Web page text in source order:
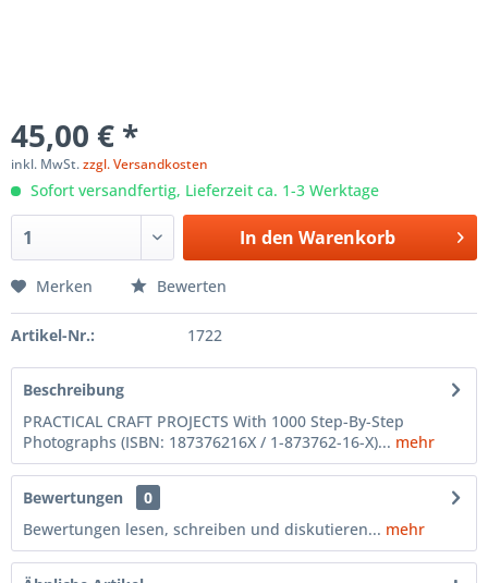
45,00 € *
inkl. MwSt.zzgl. Versandkosten
Sofort versandfertig, Lieferzeit ca. 1-3 Werktage
In den Warenkorb
Merken Bewerten
Artikel-Nr.: 1722
Beschreibung
PRACTICAL CRAFT PROJECTS With 1000 Step-By-Step
Photographs (ISBN: 187376216X / 1-873762-16-X)... mehr
Bewertungen
0
Bewertungen lesen, schreiben und diskutieren... mehr